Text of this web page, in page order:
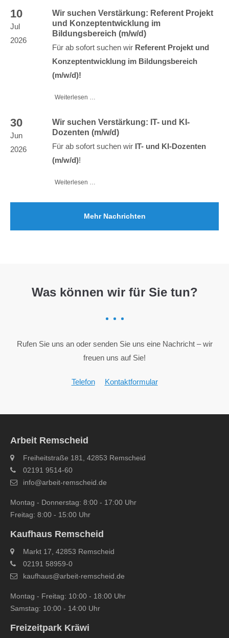
10
Jul
2026
Wir suchen Verstärkung: Referent Projekt
und Konzeptentwicklung im
Bildungsbereich (m/w/d)
Für ab sofort suchen wir Referent Projekt und
Konzeptentwicklung im Bildungsbereich
(m/w/d)!
Weiterlesen …
30
Jun
2026
Wir suchen Verstärkung: IT- und KI-
Dozenten (m/w/d)
Für ab sofort suchen wir IT- und KI-Dozenten
(m/w/d)!
Weiterlesen …
Mehr Nachrichten
Was können wir für Sie tun?
Rufen Sie uns an oder senden Sie uns eine Nachricht – wir
freuen uns auf Sie!
Telefon Kontaktformular
Arbeit Remscheid
Freiheitstraße 181, 42853 Remscheid
02191 9514-60
info@arbeit-remscheid.de
Montag - Donnerstag: 8:00 - 17:00 Uhr
Freitag: 8:00 - 15:00 Uhr
Kaufhaus Remscheid
Markt 17, 42853 Remscheid
02191 58959-0
kaufhaus@arbeit-remscheid.de
Montag - Freitag: 10:00 - 18:00 Uhr
Samstag: 10:00 - 14:00 Uhr
Freizeitpark Kräwi